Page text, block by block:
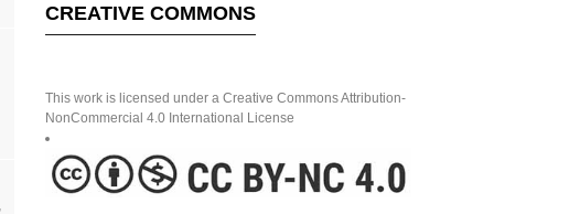
CREATIVE COMMONS
This work is licensed under a Creative Commons Attribution-
NonCommercial 4.0 International License